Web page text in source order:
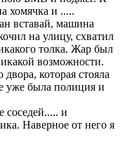
хомячка и .....
вставай, машина
на улицу, схватил
толка. Жар был
возможности.
которая стояла
уже была полиция и
соседей..... и
Наверное от него я